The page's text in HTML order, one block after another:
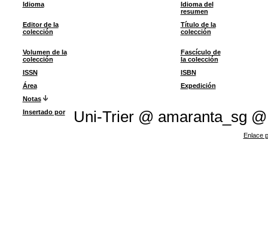
Idioma
Idioma del
resumen
Editor de la
colección
Título de la
colección
Volumen de la
colección
Fascículo de
la colección
ISSN
ISBN
Área
Expedición
Notas
Insertado por
Uni-Trier @ amaranta_sg @
Enlace